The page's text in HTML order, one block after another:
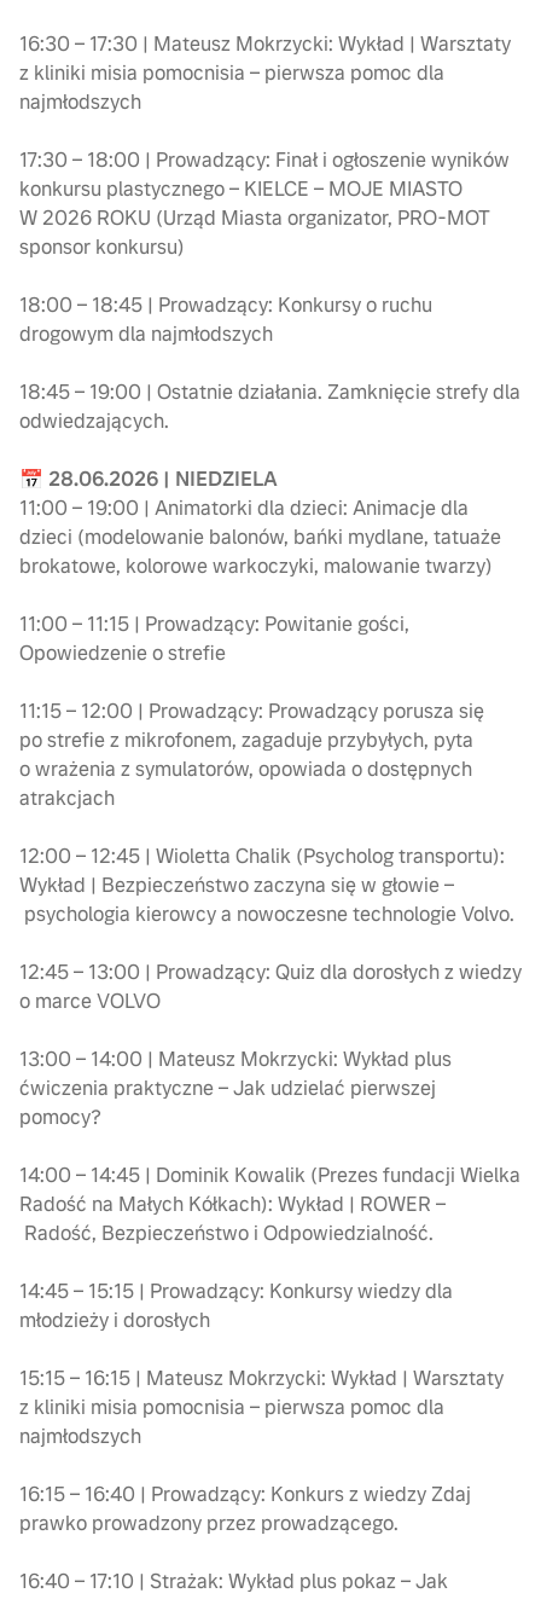
16:30 – 17:30 | Mateusz Mokrzycki: Wykład | Warsztaty
z kliniki misia pomocnisia – pierwsza pomoc dla
najmłodszych
17:30 – 18:00 | Prowadzący: Finał i ogłoszenie wyników
konkursu plastycznego – KIELCE – MOJE MIASTO
W 2026 ROKU (Urząd Miasta organizator, PRO-MOT
sponsor konkursu)
18:00 – 18:45 | Prowadzący: Konkursy o ruchu
drogowym dla najmłodszych
18:45 – 19:00 | Ostatnie działania. Zamknięcie strefy dla
odwiedzających.
📅 28.06.2026 | NIEDZIELA
11:00 – 19:00 | Animatorki dla dzieci: Animacje dla
dzieci (modelowanie balonów, bańki mydlane, tatuaże
brokatowe, kolorowe warkoczyki, malowanie twarzy)
11:00 – 11:15 | Prowadzący: Powitanie gości,
Opowiedzenie o strefie
11:15 – 12:00 | Prowadzący: Prowadzący porusza się
po strefie z mikrofonem, zagaduje przybyłych, pyta
o wrażenia z symulatorów, opowiada o dostępnych
atrakcjach
12:00 – 12:45 | Wioletta Chalik (Psycholog transportu):
Wykład | Bezpieczeństwo zaczyna się w głowie –
psychologia kierowcy a nowoczesne technologie Volvo.
12:45 – 13:00 | Prowadzący: Quiz dla dorosłych z wiedzy
o marce VOLVO
13:00 – 14:00 | Mateusz Mokrzycki: Wykład plus
ćwiczenia praktyczne – Jak udzielać pierwszej
pomocy?
14:00 – 14:45 | Dominik Kowalik (Prezes fundacji Wielka
Radość na Małych Kółkach): Wykład | ROWER –
Radość, Bezpieczeństwo i Odpowiedzialność.
14:45 – 15:15 | Prowadzący: Konkursy wiedzy dla
młodzieży i dorosłych
15:15 – 16:15 | Mateusz Mokrzycki: Wykład | Warsztaty
z kliniki misia pomocnisia – pierwsza pomoc dla
najmłodszych
16:15 – 16:40 | Prowadzący: Konkurs z wiedzy Zdaj
prawko prowadzony przez prowadzącego.
16:40 – 17:10 | Strażak: Wykład plus pokaz – Jak